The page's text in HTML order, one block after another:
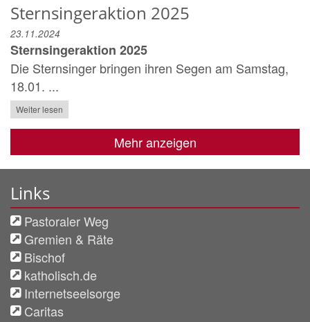
Sternsingeraktion 2025
23.11.2024
Sternsingeraktion 2025
Die Sternsinger bringen ihren Segen am Samstag,
18.01. ...
Weiter lesen
Mehr anzeigen
Links
Pastoraler Weg
Gremien & Räte
Bischof
katholisch.de
Internetseelsorge
Caritas